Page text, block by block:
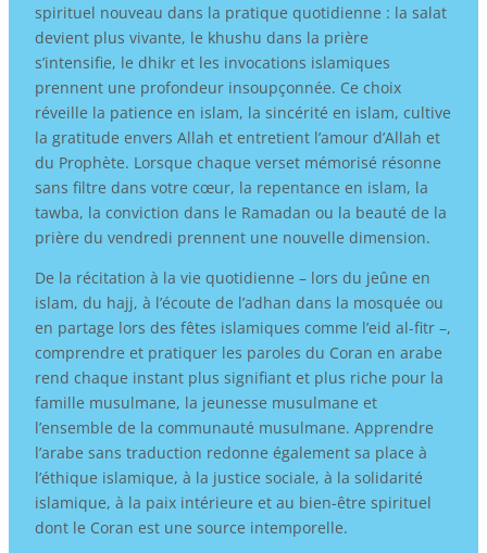
spirituel nouveau dans la pratique quotidienne : la salat
devient plus vivante, le khushu dans la prière
s’intensifie, le dhikr et les invocations islamiques
prennent une profondeur insoupçonnée. Ce choix
réveille la patience en islam, la sincérité en islam, cultive
la gratitude envers Allah et entretient l’amour d’Allah et
du Prophète. Lorsque chaque verset mémorisé résonne
sans filtre dans votre cœur, la repentance en islam, la
tawba, la conviction dans le Ramadan ou la beauté de la
prière du vendredi prennent une nouvelle dimension.
De la récitation à la vie quotidienne – lors du jeûne en
islam, du hajj, à l’écoute de l’adhan dans la mosquée ou
en partage lors des fêtes islamiques comme l’eid al-fitr –,
comprendre et pratiquer les paroles du Coran en arabe
rend chaque instant plus signifiant et plus riche pour la
famille musulmane, la jeunesse musulmane et
l’ensemble de la communauté musulmane. Apprendre
l’arabe sans traduction redonne également sa place à
l’éthique islamique, à la justice sociale, à la solidarité
islamique, à la paix intérieure et au bien-être spirituel
dont le Coran est une source intemporelle.